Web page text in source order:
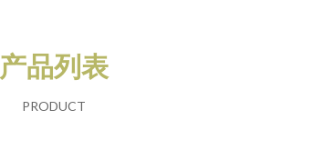
产品列表
PRODUCT